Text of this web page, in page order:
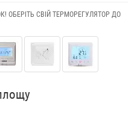
ОБЕРІТЬ СВІЙ ТЕРМОРЕГУЛЯТОР ДО